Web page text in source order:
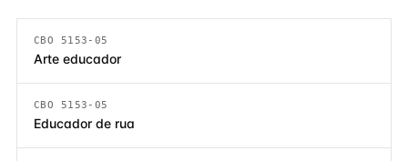
CBO 5153-05
Arte educador
CBO 5153-05
Educador de rua